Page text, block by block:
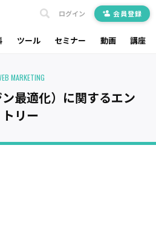
ツール セミナー 動画 講座
ログイン 会員登録
MARKETING
最適化）に関するエン
トリー